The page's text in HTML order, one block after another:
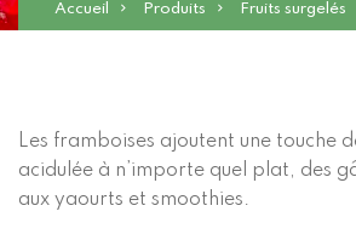
Accueil Produits Fruits surgelés
Les framboises ajoutent une touche
acidulée à n’importe quel plat, des
aux yaourts et smoothies.